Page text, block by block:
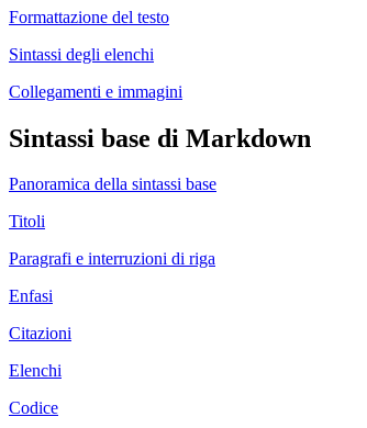
Formattazione del testo
Sintassi degli elenchi
Collegamenti e immagini
Sintassi base di Markdown
Panoramica della sintassi base
Titoli
Paragrafi e interruzioni di riga
Enfasi
Citazioni
Elenchi
Codice